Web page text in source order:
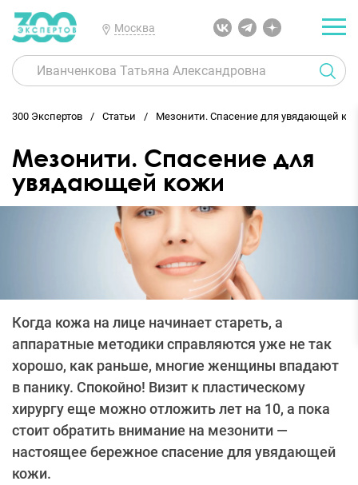
Москва
300 Экспертов Статьи Мезонити. Спасение для увядающей
Мезонити. Спасение для
увядающей кожи
Когда кожа на лице начинает стареть, а
аппаратные методики справляются уже не так
хорошо, как раньше, многие женщины впадают
в панику. Спокойно! Визит к пластическому
хирургу еще можно отложить лет на 10, а пока
стоит обратить внимание на мезонити —
настоящее бережное спасение для увядающей
кожи.